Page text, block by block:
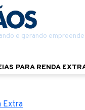
e gerando
PARA RENDA
Extra